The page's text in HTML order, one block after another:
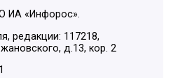
ИА «Инфорос».
редакции: 117218,
д.13, кор. 2